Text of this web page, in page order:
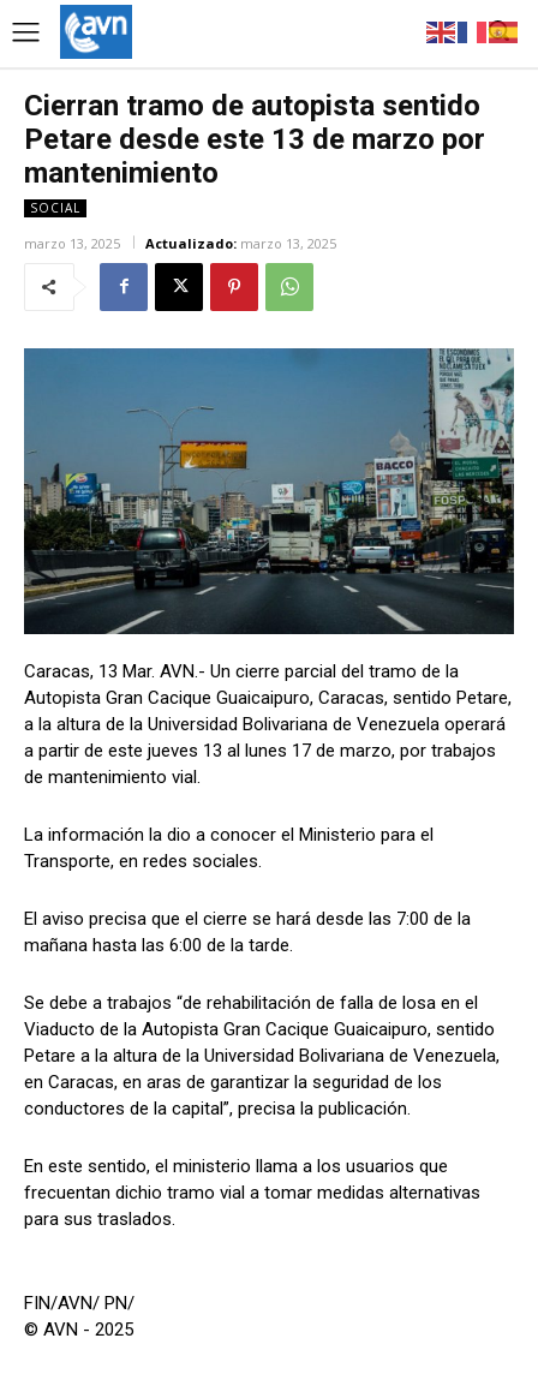
Cierran tramo de autopista sentido
Petare desde este 13 de marzo por
mantenimiento
SOCIAL
marzo 13, 2025 Actualizado: marzo 13, 2025
Caracas, 13 Mar. AVN.- Un cierre parcial del tramo de la
Autopista Gran Cacique Guaicaipuro, Caracas, sentido Petare,
a la altura de la Universidad Bolivariana de Venezuela operará
a partir de este jueves 13 al lunes 17 de marzo, por trabajos
de mantenimiento vial.
La información la dio a conocer el Ministerio para el
Transporte, en redes sociales.
El aviso precisa que el cierre se hará desde las 7:00 de la
mañana hasta las 6:00 de la tarde.
Se debe a trabajos “de rehabilitación de falla de losa en el
Viaducto de la Autopista Gran Cacique Guaicaipuro, sentido
Petare a la altura de la Universidad Bolivariana de Venezuela,
en Caracas, en aras de garantizar la seguridad de los
conductores de la capital”, precisa la publicación.
En este sentido, el ministerio llama a los usuarios que
frecuentan dichio tramo vial a tomar medidas alternativas
para sus traslados.
FIN/AVN/ PN/
© AVN - 2025